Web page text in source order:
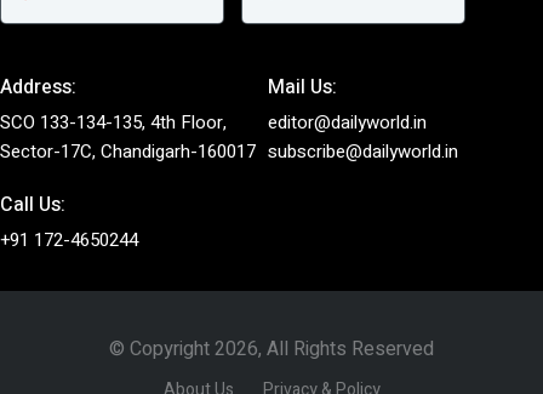
Address:
SCO 133-134-135, 4th Floor,
Sector-17C, Chandigarh-160017
Mail Us:
editor@dailyworld.in
subscribe@dailyworld.in
Call Us:
+91 172-4650244
© Copyright 2026, All Rights Reserved